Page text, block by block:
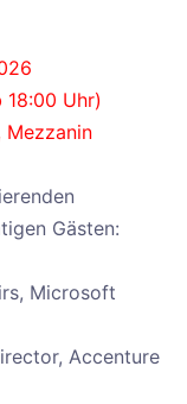
18:00 Uhr)
Mezzanin
Gästen:
Microsoft
Accenture